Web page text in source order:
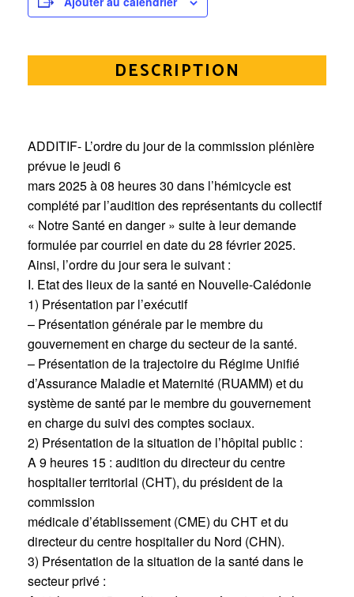
DESCRIPTION
ADDITIF- L’ordre du jour de la commission plénière
prévue le jeudi 6
mars 2025 à 08 heures 30 dans l’hémicycle est
complété par l’audition des représentants du collectif
« Notre Santé en danger » suite à leur demande
formulée par courriel en date du 28 février 2025.
Ainsi, l’ordre du jour sera le suivant :
I. Etat des lieux de la santé en Nouvelle-Calédonie
1) Présentation par l’exécutif
– Présentation générale par le membre du
gouvernement en charge du secteur de la santé.
– Présentation de la trajectoire du Régime Unifié
d’Assurance Maladie et Maternité (RUAMM) et du
système de santé par le membre du gouvernement
en charge du suivi des comptes sociaux.
2) Présentation de la situation de l’hôpital public :
A 9 heures 15 : audition du directeur du centre
hospitalier territorial (CHT), du président de la
commission
médicale d’établissement (CME) du CHT et du
directeur du centre hospitalier du Nord (CHN).
3) Présentation de la situation de la santé dans le
secteur privé :